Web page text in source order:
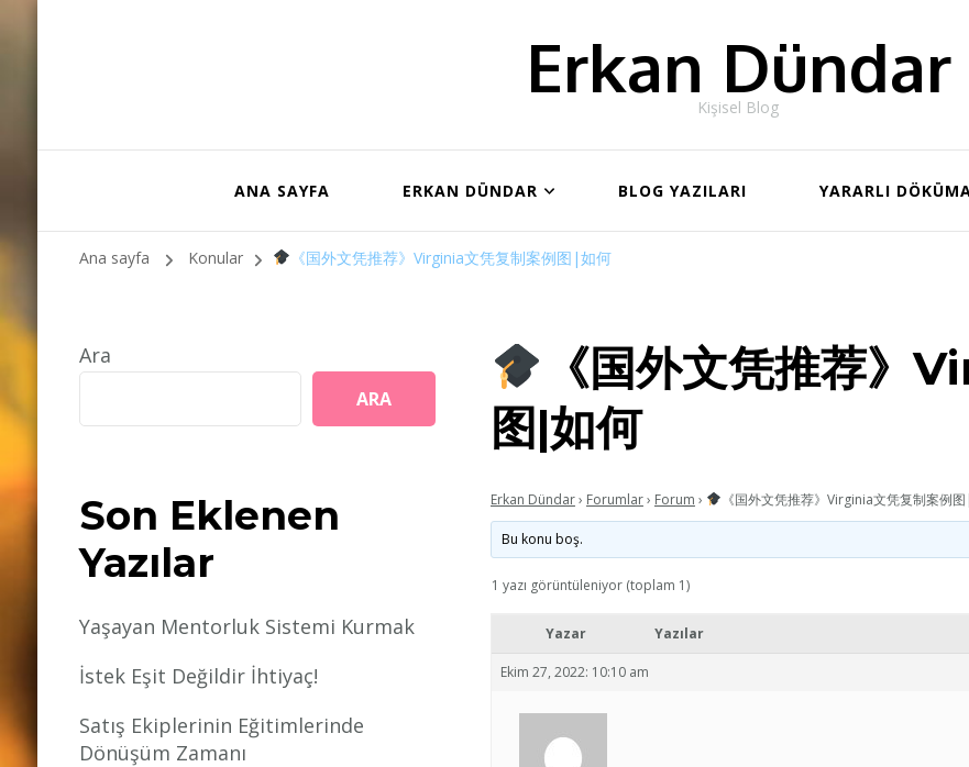
Erkan Dündar
Kişisel Blog
ANA SAYFA ERKAN DÜNDAR BLOG YAZILARI YARARLI
Ana sayfa Konular 《国外文凭推荐》Virginia文凭复制案例图|如何
《国外文凭推荐》
图|如何
Erkan Dündar› Forumlar› Forum › 《国外文凭推荐》Virginia文凭复制案例
Bu konu boş.
1 yazı görüntüleniyor (toplam 1)
Yazar Yazılar
Ekim 27, 2022: 10:10 am
Ara
ARA
Son Eklenen
Yazılar
Yaşayan Mentorluk Sistemi Kurmak
İstek Eşit Değildir İhtiyaç!
Satış Ekiplerinin Eğitimlerinde
Dönüşüm Zamanı